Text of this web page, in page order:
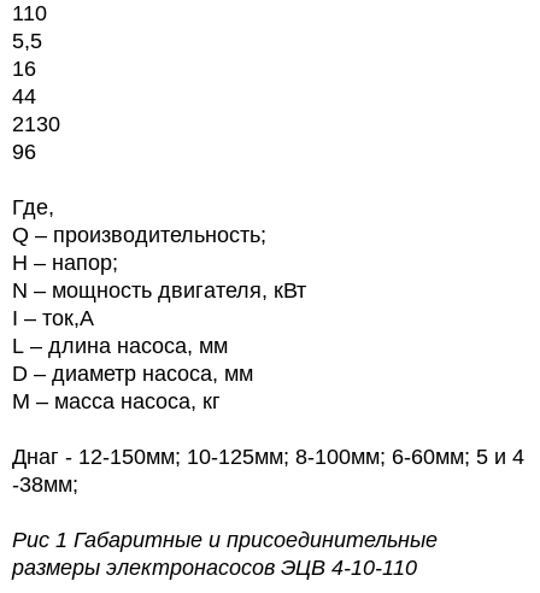
110
5,5
16
44
2130
96
Где,
Q – производительность;
Н – напор;
N – мощность двигателя, кВт
I – ток,А
L – длина насоса, мм
D – диаметр насоса, мм
M – масса насоса, кг
Днаг - 12-150мм; 10-125мм; 8-100мм; 6-60мм; 5 и 4
-38мм;
Рис 1 Габаритные и присоединительные
размеры электронасосов ЭЦВ 4-10-110